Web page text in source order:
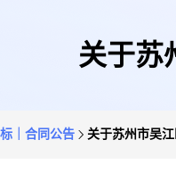
关于苏
｜合同公告 关于苏州市吴